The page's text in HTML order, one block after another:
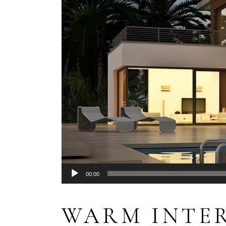
Audio
Player
00:00
WARM